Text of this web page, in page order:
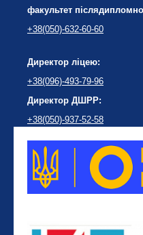
факультет
+38(050)-632-60-60
Директор ліцею:
+38(096)-493-79-96
Директор ДШРР:
+38(050)-937-52-58